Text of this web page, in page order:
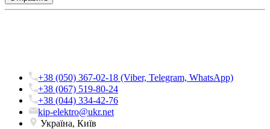
+38 (050) 367-02-18 (Viber, Telegram, WhatsApp)
+38 (067) 519-80-24
+38 (044) 334-42-76
kip-elektro@ukr.net
Україна, Київ